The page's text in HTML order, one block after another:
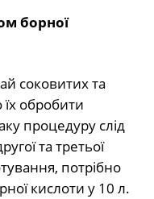
борної
соковитих та
їх обробити
процедуру слід
та третьої
потрібно
кислоти у 10 л.